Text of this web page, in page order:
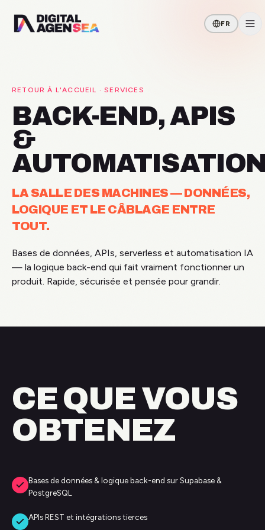
FR
RETOUR À L'ACCUEIL · SERVICES
BACK-END, APIS
&
LA SALLE DES MACHINES — DONNÉES,
LOGIQUE ET LE CÂBLAGE ENTRE
TOUT.
Bases de données, APIs, serverless et automatisation IA
— la logique back-end qui fait vraiment fonctionner un
produit. Rapide, sécurisée et pensée pour grandir.
CE QUE VOUS
OBTENEZ
Bases de données & logique back-end sur Supabase &
PostgreSQL
APIs REST et intégrations tierces